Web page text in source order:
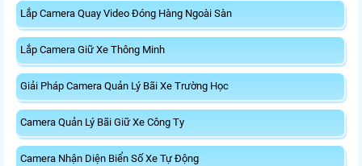
Lắp Camera Quay Video Đóng Hàng Ngoài Sàn
Lắp Camera Giữ Xe Thông Minh
Giải Pháp Camera Quản Lý Bãi Xe Trường Học
Camera Quản Lý Bãi Giữ Xe Công Ty
Camera Nhận Diện Biển Số Xe Tự Động